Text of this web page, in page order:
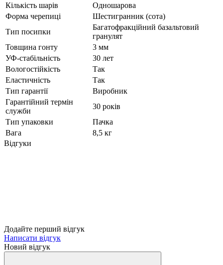
Кількість шарів
Одношарова
Форма черепиці
Шестигранник (сота)
Тип посипки
Багатофракційний базальтовий
гранулят
Товщина гонту
3 мм
УФ-стабільність
30 лет
Вологостійкість
Так
Еластичність
Так
Тип гарантії
Виробник
Гарантійний термін
служби
30 років
Тип упаковки
Пачка
Вага
8,5 кг
Відгуки
Додайте перший відгук
Написати відгук
Новий відгук